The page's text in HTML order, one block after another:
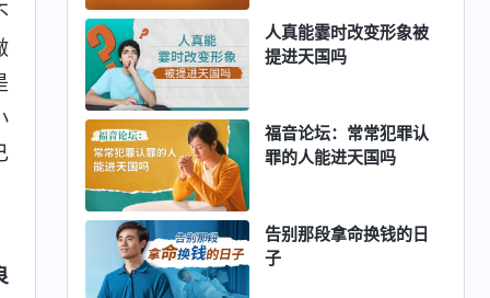
人真能霎时改变形象被
提进天国吗
福音论坛：常常犯罪认
罪的人能进天国吗
告别那段拿命换钱的日
子